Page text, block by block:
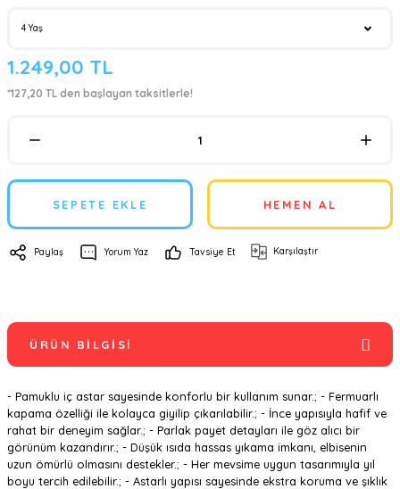
1.249,00 TL
*127,20 TL den başlayan taksitlerle!
SEPETE EKLE HEMEN AL
Paylaş Yorum Yaz Tavsiye Et Karşılaştır
ÜRÜN BILGISI
- Pamuklu iç astar sayesinde konforlu bir kullanım sunar.; - Fermuarlı
kapama özelliği ile kolayca giyilip çıkarılabilir.; - İnce yapısıyla hafif ve
rahat bir deneyim sağlar.; - Parlak payet detayları ile göz alıcı bir
görünüm kazandırır.; - Düşük ısıda hassas yıkama imkanı, elbisenin
uzun ömürlü olmasını destekler.; - Her mevsime uygun tasarımıyla yıl
boyu tercih edilebilir.; - Astarlı yapısı sayesinde ekstra koruma ve şıklık